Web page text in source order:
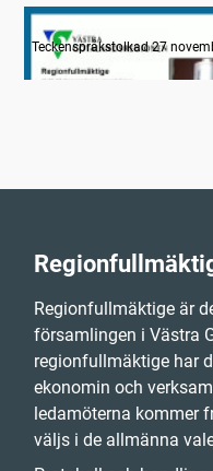
Information
Teckenspråkstolkad 27
Regionfullmäktige är
församlingen i Västra
regionfullmäktige har
ekonomin och
ledamöterna kommer
väljs i de allmänna